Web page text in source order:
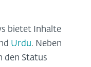
bietet Inhalte
Urdu. Neben
den Status